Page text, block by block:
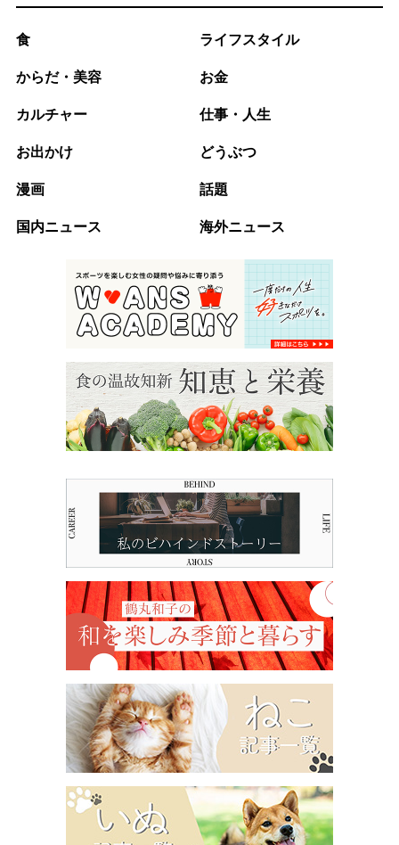
食 ライフスタイル
からだ・美容 お金
カルチャー 仕事・人生
お出かけ どうぶつ
漫画 話題
国内ニュース 海外ニュース